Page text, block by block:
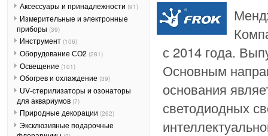
с 2014 года.
Основным
основания
светодиодных
Аксессуары и принадлежности (91)
Измерительные и электронные
приборы (39)
Инструмент (106)
Оборудование СО2 (281)
Освещение (101)
Обогрев и охлаждение (39)
UV-стерилизаторы и озонаторы
для аквариумов (7)
Природные декорации (262)
Эксклюзивные подарочные